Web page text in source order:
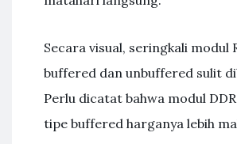
Secara visual, seringkali modul
buffered dan unbuffered sulit
Perlu dicatat bahwa modul
tipe buffered harganya lebih